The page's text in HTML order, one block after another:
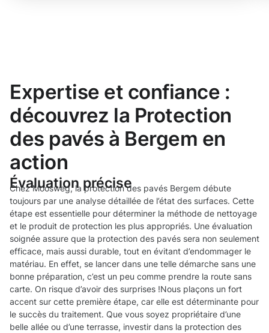
Expertise et confiance :
découvrez la Protection
des pavés à Bergem en
action
Évaluation précise
Chez Moosweg, la protection des pavés Bergem débute
toujours par une analyse détaillée de l’état des surfaces. Cette
étape est essentielle pour déterminer la méthode de nettoyage
et le produit de protection les plus appropriés. Une évaluation
soignée assure que la protection des pavés sera non seulement
efficace, mais aussi durable, tout en évitant d’endommager le
matériau. En effet, se lancer dans une telle démarche sans une
bonne préparation, c’est un peu comme prendre la route sans
carte. On risque d’avoir des surprises !Nous plaçons un fort
accent sur cette première étape, car elle est déterminante pour
le succès du traitement. Que vous soyez propriétaire d’une
belle allée ou d’une terrasse, investir dans la protection des